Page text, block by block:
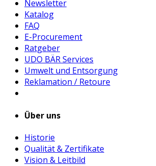
Newsletter
Katalog
FAQ
E-Procurement
Ratgeber
UDO BÄR Services
Umwelt und Entsorgung
Reklamation / Retoure
Über uns
Historie
Qualität & Zertifikate
Vision & Leitbild